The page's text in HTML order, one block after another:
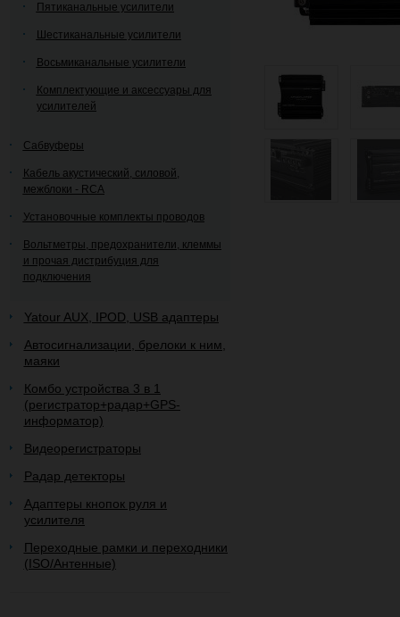
Пятиканальные усилители
Шестиканальные усилители
Восьмиканальные усилители
Комплектующие и аксессуары для
усилителей
Сабвуферы
Кабель акустический, силовой,
межблоки - RCA
Установочные комплекты проводов
Вольтметры, предохранители, клеммы
и прочая дистрибуция для
подключения
Yatour AUX, IPOD, USB адаптеры
Автосигнализации, брелоки к ним,
маяки
Комбо устройства 3 в 1
(регистратор+радар+GPS-
информатор)
Видеорегистраторы
Радар детекторы
Адаптеры кнопок руля и
усилителя
Переходные рамки и переходники
(ISO/Антенные)